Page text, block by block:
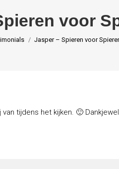
voor
Jasper – Spieren voor
tijdens het kijken. 🙂